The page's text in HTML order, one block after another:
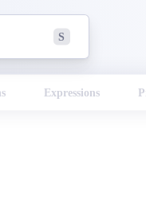
S
Expressions